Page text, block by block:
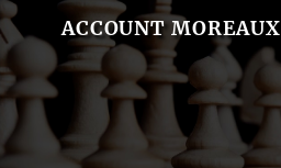
ACCOUNT MOREAUX